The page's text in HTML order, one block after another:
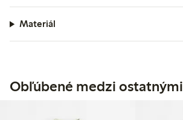
Materiál
Obľúbené medzi ostatnými